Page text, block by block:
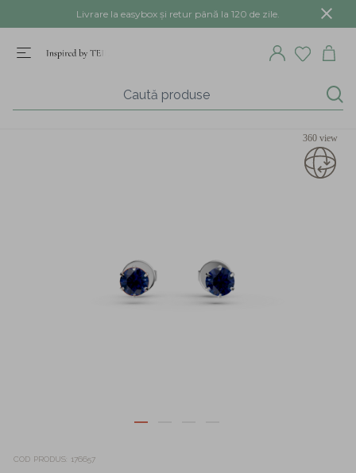
Livrare la easybox și retur până la 120 de zile.
360 view
COD PRODUS 176657